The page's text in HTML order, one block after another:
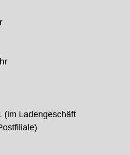
(im Ladengeschäft